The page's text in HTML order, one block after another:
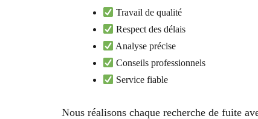
Travail de qualité
Respect des délais
Analyse précise
Conseils professionnels
Service fiable
Nous réalisons chaque recherche de fuite